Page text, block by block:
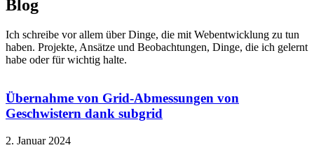
Blog
Ich schreibe vor allem über Dinge, die mit Webentwicklung zu tun
haben. Projekte, Ansätze und Beobachtungen, Dinge, die ich gelernt
habe oder für wichtig halte.
Übernahme von Grid-Abmessungen von
Geschwistern dank subgrid
2. Januar 2024